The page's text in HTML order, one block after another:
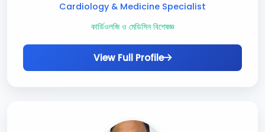
Cardiology & Medicine Specialist
কার্ডিওলজি ও মেডিসিন বিশেষজ্ঞ
View Full Profile